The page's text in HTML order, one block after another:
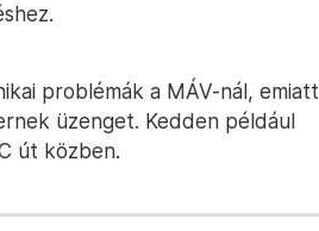
problémák a MÁV-nál, emiatt
üzenget. Kedden például
út közben.